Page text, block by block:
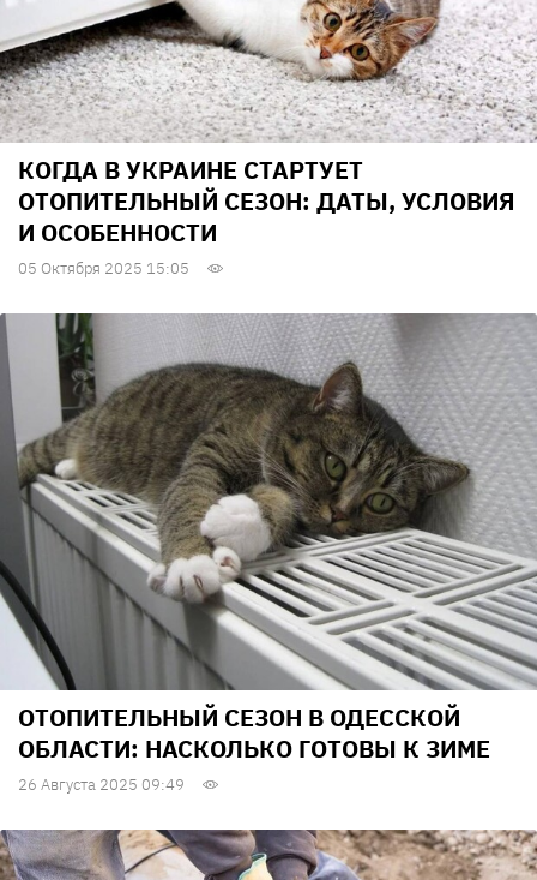
КОГДА В УКРАИНЕ СТАРТУЕТ
ОТОПИТЕЛЬНЫЙ СЕЗОН: ДАТЫ, УСЛОВИЯ
И ОСОБЕННОСТИ
05 Октября 2025 15:05
ОТОПИТЕЛЬНЫЙ СЕЗОН В ОДЕССКОЙ
ОБЛАСТИ: НАСКОЛЬКО ГОТОВЫ К ЗИМЕ
26 Августа 2025 09:49